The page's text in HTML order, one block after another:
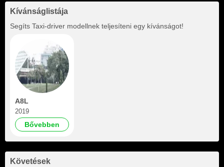
Kívánságlistája
Segíts Taxi-driver modellnek teljesíteni egy kívánságot!
A8L
2019
Bővebben
Követések